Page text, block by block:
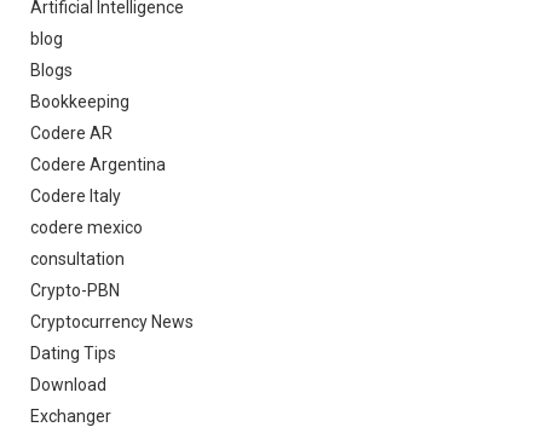
Artificial Intelligence
blog
Blogs
Bookkeeping
Codere AR
Codere Argentina
Codere Italy
codere mexico
consultation
Crypto-PBN
Cryptocurrency News
Dating Tips
Download
Exchanger